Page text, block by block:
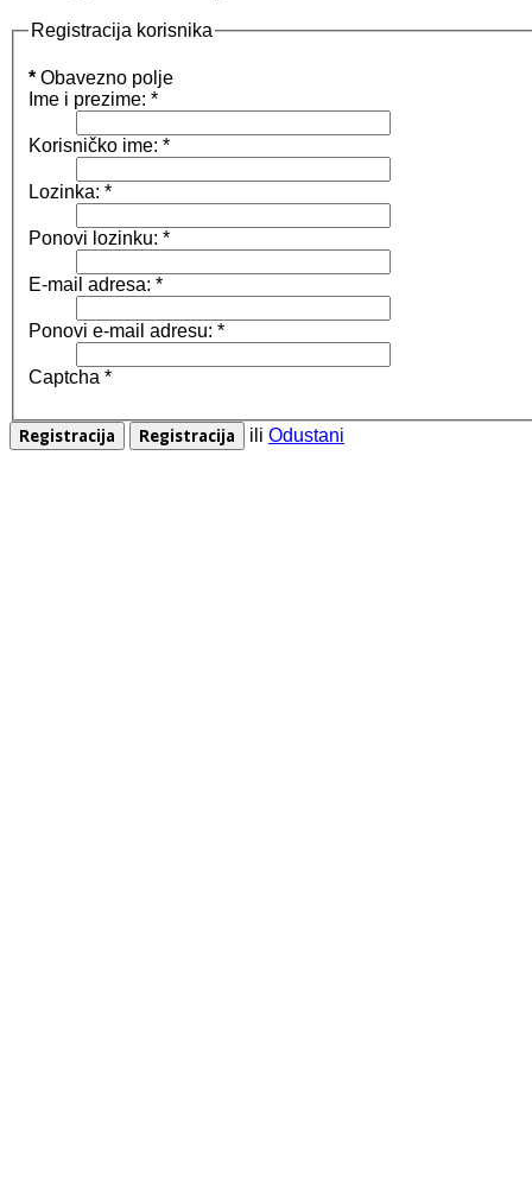
Registracija korisnika
* Obavezno polje
Ime i prezime: *
Korisničko ime: *
Lozinka: *
Ponovi lozinku: *
E-mail adresa: *
Ponovi e-mail adresu: *
Captcha *
ili Odustani